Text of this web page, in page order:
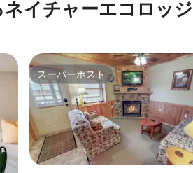
イチャーエコロッジ
スーパーホスト
スーパーホスト